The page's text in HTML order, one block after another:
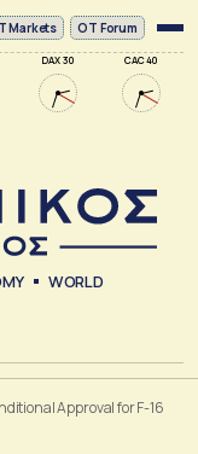
DAX 30 CAC 40
Markets OT Forum
WORLD
Approval for F-16